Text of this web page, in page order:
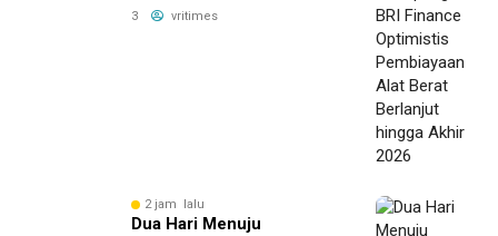
Alat Berat Berlanjut hingga
3 vritimes
2 jam lalu
Dua Hari Menuju